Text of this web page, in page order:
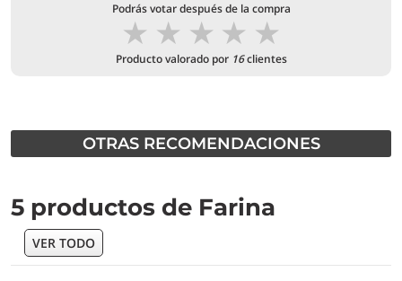
Podrás votar después de la compra
★
★
★
★
★
Producto valorado por 16clientes
OTRAS RECOMENDACIONES
5 productos de Farina
VER TODO